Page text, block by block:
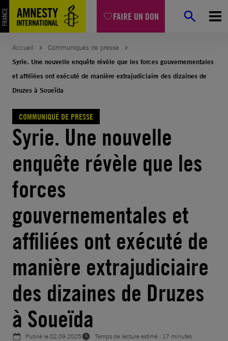
FAIRE UN DON
Aller
au
contenu
Accueil
Communiqués de presse
Syrie. Une nouvelle enquête révèle que les forces gouvernementales
et affiliées ont exécuté de manière extrajudiciaire des dizaines de
Druzes à Soueïda
COMMUNIQUÉ DE PRESSE
Syrie. Une nouvelle
enquête révèle que les
forces
gouvernementales et
affiliées ont exécuté de
manière extrajudiciaire
des dizaines de Druzes
à Soueïda
Publié le02.09.2025 Temps de lecture estimé : 17 minutes